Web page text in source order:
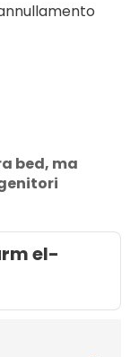
bed, ma
el-